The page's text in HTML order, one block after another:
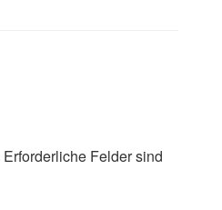
Erforderliche Felder sind